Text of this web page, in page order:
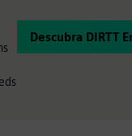
Descubra DIRTT